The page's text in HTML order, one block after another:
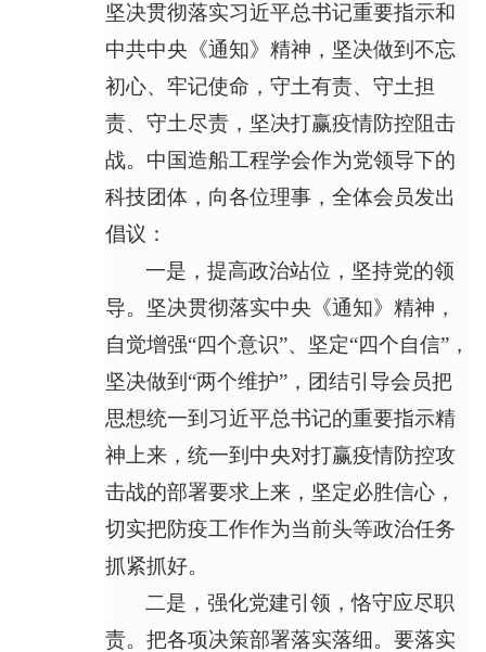
坚决贯彻落实习近平总书记重要指示和
中共中央《通知》精神，坚决做到不忘
初心、牢记使命，守土有责、守土担
责、守土尽责，坚决打赢疫情防控阻击
战。中国造船工程学会作为党领导下的
科技团体，向各位理事，全体会员发出
倡议：
一是，提高政治站位，坚持党的领
导。坚决贯彻落实中央《通知》精神，
自觉增强“四个意识”、坚定“四个自信”，
坚决做到“两个维护”，团结引导会员把
思想统一到习近平总书记的重要指示精
神上来，统一到中央对打赢疫情防控攻
击战的部署要求上来，坚定必胜信心，
切实把防疫工作作为当前头等政治任务
抓紧抓好。
二是，强化党建引领，恪守应尽职
责。把各项决策部署落实落细。要落实